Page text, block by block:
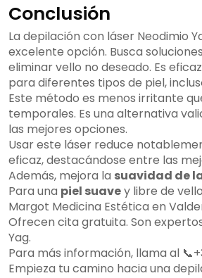
Conclusión
La depilación con láser Neodimio
excelente opción. Busca
eliminar vello no deseado. Es
para diferentes tipos de piel,
Este método es menos irritante
temporales. Es una alternativa
las mejores opciones.
Usar este láser reduce
eficaz, destacándose entre las
Además, mejora la suavidad de
Para una piel suavey libre de
Margot Medicina Estética en
Ofrecen cita gratuita. Son
Yag.
Para más información, llama al
Empieza tu camino hacia una